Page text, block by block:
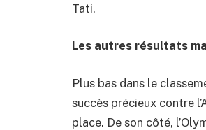
Tati.
Les autres résultats
Plus bas dans le
succès précieux contre
place. De son côté,